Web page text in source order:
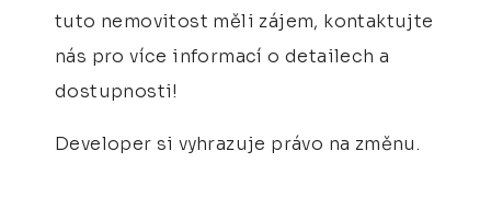
tuto nemovitost měli zájem, kontaktujte
nás pro více informací o detailech a
dostupnosti!
Developer si vyhrazuje právo na změnu.